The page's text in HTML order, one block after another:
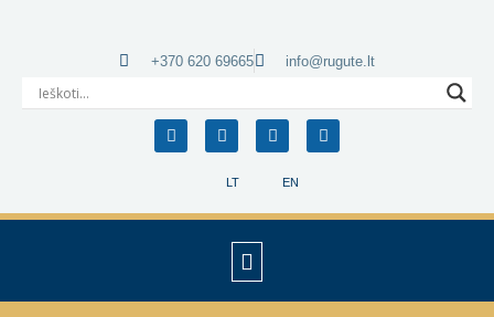
LT EN
+370 620 69665 info@rugute.lt